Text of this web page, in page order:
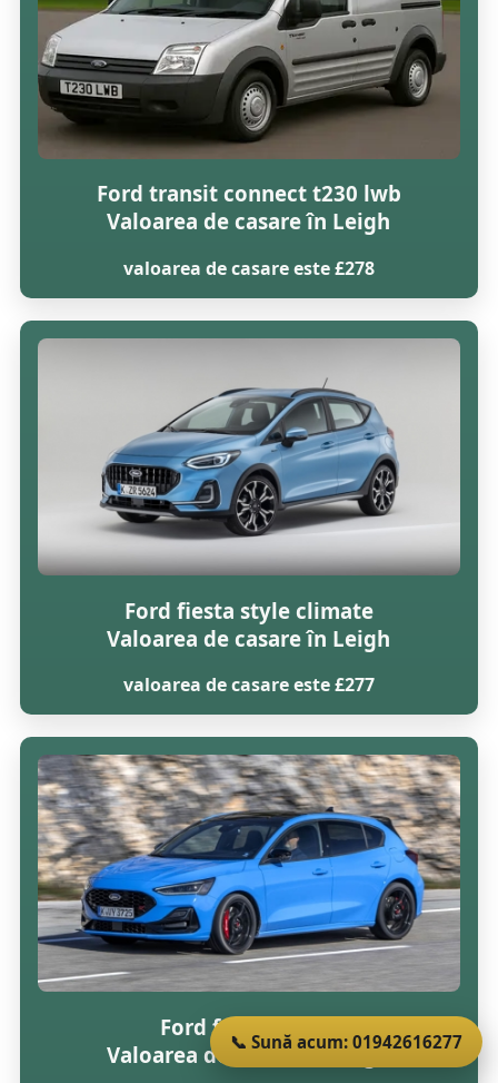
Ford transit connect t230 lwb
Valoarea de casare în Leigh
valoarea de casare este £278
Ford fiesta style climate
Valoarea de casare în Leigh
valoarea de casare este £277
Ford focus lx tdci
Valoarea de casare în Leigh
📞 Sună acum: 01942616277